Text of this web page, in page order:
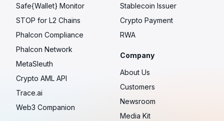
Safe{Wallet} Monitor
STOP for L2 Chains
Phalcon Compliance
Phalcon Network
MetaSleuth
Crypto AML API
Trace.ai
Web3 Companion
Stablecoin Issuer
Crypto Payment
RWA
Company
About Us
Customers
Newsroom
Media Kit